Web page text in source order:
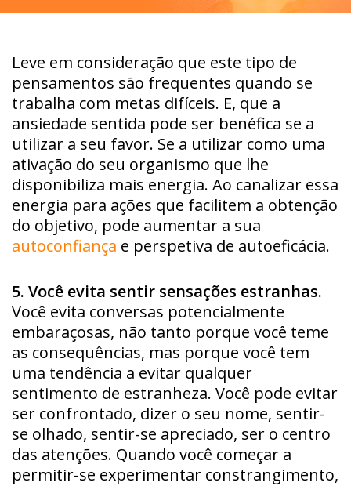
Leve em consideração que este tipo de
pensamentos são frequentes quando se
trabalha com metas difíceis. E, que a
ansiedade sentida pode ser benéfica se a
utilizar a seu favor. Se a utilizar como uma
ativação do seu organismo que lhe
disponibiliza mais energia. Ao canalizar essa
energia para ações que facilitem a obtenção
do objetivo, pode aumentar a sua
autoconfiança e perspetiva de autoeficácia.
5. Você evita sentir sensações estranhas.
Você evita conversas potencialmente
embaraçosas, não tanto porque você teme
as consequências, mas porque você tem
uma tendência a evitar qualquer
sentimento de estranheza. Você pode evitar
ser confrontado, dizer o seu nome, sentir-
se olhado, sentir-se apreciado, ser o centro
das atenções. Quando você começar a
permitir-se experimentar constrangimento,